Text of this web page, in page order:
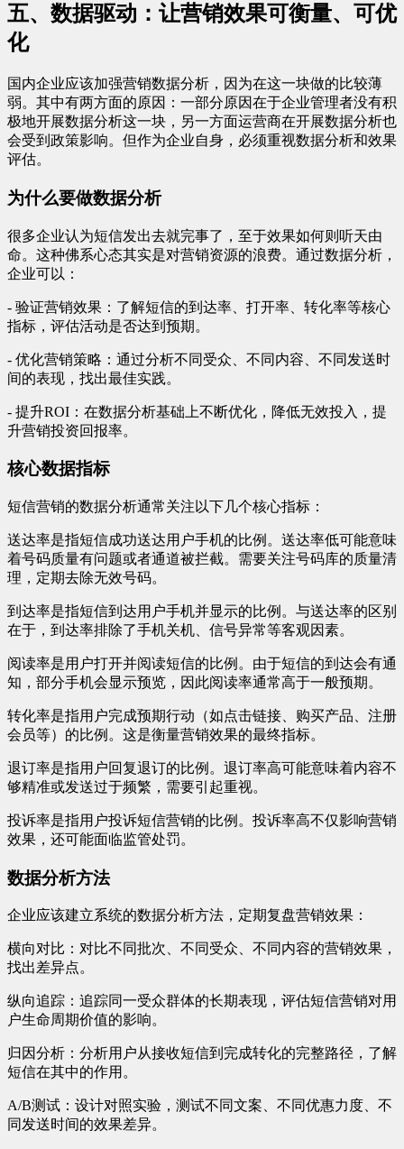
五、数据驱动：让营销效果可衡量、可优
化
国内企业应该加强营销数据分析，因为在这一块做的比较薄
弱。其中有两方面的原因：一部分原因在于企业管理者没有积
极地开展数据分析这一块，另一方面运营商在开展数据分析也
会受到政策影响。但作为企业自身，必须重视数据分析和效果
评估。
为什么要做数据分析
很多企业认为短信发出去就完事了，至于效果如何则听天由
命。这种佛系心态其实是对营销资源的浪费。通过数据分析，
企业可以：
- 验证营销效果：了解短信的到达率、打开率、转化率等核心
指标，评估活动是否达到预期。
- 优化营销策略：通过分析不同受众、不同内容、不同发送时
间的表现，找出最佳实践。
- 提升ROI：在数据分析基础上不断优化，降低无效投入，提
升营销投资回报率。
核心数据指标
短信营销的数据分析通常关注以下几个核心指标：
送达率是指短信成功送达用户手机的比例。送达率低可能意味
着号码质量有问题或者通道被拦截。需要关注号码库的质量清
理，定期去除无效号码。
到达率是指短信到达用户手机并显示的比例。与送达率的区别
在于，到达率排除了手机关机、信号异常等客观因素。
阅读率是用户打开并阅读短信的比例。由于短信的到达会有通
知，部分手机会显示预览，因此阅读率通常高于一般预期。
转化率是指用户完成预期行动（如点击链接、购买产品、注册
会员等）的比例。这是衡量营销效果的最终指标。
退订率是指用户回复退订的比例。退订率高可能意味着内容不
够精准或发送过于频繁，需要引起重视。
投诉率是指用户投诉短信营销的比例。投诉率高不仅影响营销
效果，还可能面临监管处罚。
数据分析方法
企业应该建立系统的数据分析方法，定期复盘营销效果：
横向对比：对比不同批次、不同受众、不同内容的营销效果，
找出差异点。
纵向追踪：追踪同一受众群体的长期表现，评估短信营销对用
户生命周期价值的影响。
归因分析：分析用户从接收短信到完成转化的完整路径，了解
短信在其中的作用。
A/B测试：设计对照实验，测试不同文案、不同优惠力度、不
同发送时间的效果差异。